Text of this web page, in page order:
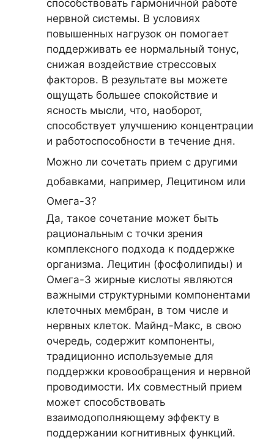
способствовать гармоничной работе
нервной системы. В условиях
повышенных нагрузок он помогает
поддерживать ее нормальный тонус,
снижая воздействие стрессовых
факторов. В результате вы можете
ощущать большее спокойствие и
ясность мысли, что, наоборот,
способствует улучшению концентрации
и работоспособности в течение дня.
Можно ли сочетать прием с другими
добавками, например, Лецитином или
Омега-3?
Да, такое сочетание может быть
рациональным с точки зрения
комплексного подхода к поддержке
организма. Лецитин (фосфолипиды) и
Омега-3 жирные кислоты являются
важными структурными компонентами
клеточных мембран, в том числе и
нервных клеток. Майнд-Макс, в свою
очередь, содержит компоненты,
традиционно используемые для
поддержки кровообращения и нервной
проводимости. Их совместный прием
может способствовать
взаимодополняющему эффекту в
поддержании когнитивных функций.